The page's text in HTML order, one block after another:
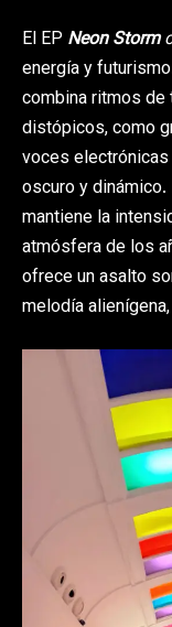
El EP Neon Stormc
energía y
combina ritmos
distópicos, como
voces
oscuro y
mantiene la
atmósfera de los
ofrece un asalto
melodía